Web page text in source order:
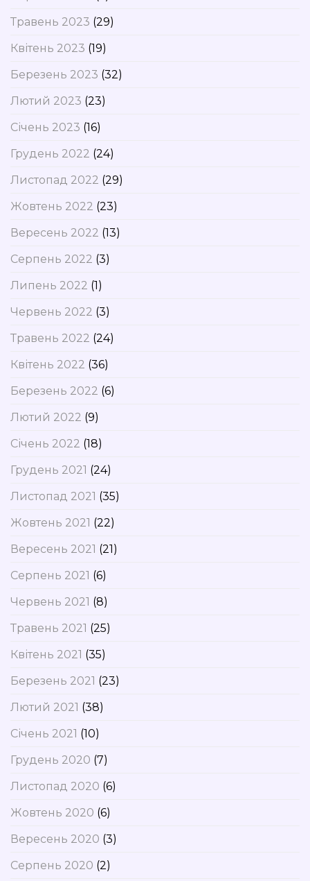
Травень 2023 (29)
Квітень 2023 (19)
Березень 2023 (32)
Лютий 2023 (23)
Січень 2023 (16)
Грудень 2022 (24)
Листопад 2022 (29)
Жовтень 2022 (23)
Вересень 2022 (13)
Серпень 2022 (3)
Липень 2022 (1)
Червень 2022 (3)
Травень 2022 (24)
Квітень 2022 (36)
Березень 2022 (6)
Лютий 2022 (9)
Січень 2022 (18)
Грудень 2021 (24)
Листопад 2021 (35)
Жовтень 2021 (22)
Вересень 2021 (21)
Серпень 2021 (6)
Червень 2021 (8)
Травень 2021 (25)
Квітень 2021 (35)
Березень 2021 (23)
Лютий 2021 (38)
Січень 2021 (10)
Грудень 2020 (7)
Листопад 2020 (6)
Жовтень 2020 (6)
Вересень 2020 (3)
Серпень 2020 (2)